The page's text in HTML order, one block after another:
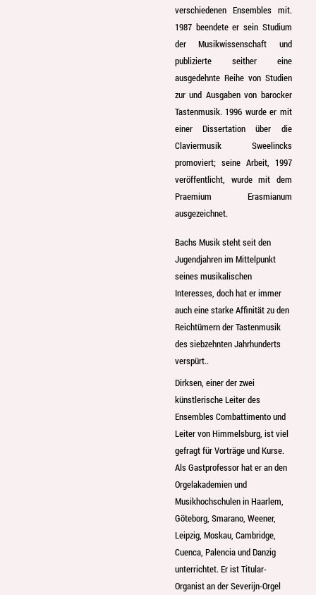
verschiedenen Ensembles mit.
1987 beendete er sein Studium
der Musikwissenschaft und
publizierte seither eine
ausgedehnte Reihe von Studien
zur und Ausgaben von barocker
Tastenmusik. 1996 wurde er mit
einer Dissertation über die
Claviermusik Sweelincks
promoviert; seine Arbeit, 1997
veröffentlicht, wurde mit dem
Praemium Erasmianum
ausgezeichnet.
Bachs Musik steht seit den
Jugendjahren im Mittelpunkt
seines musikalischen
Interesses, doch hat er immer
auch eine starke Affinität zu den
Reichtümern der Tastenmusik
des siebzehnten Jahrhunderts
verspürt..
Dirksen, einer der zwei
künstlerische Leiter des
Ensembles Combattimento und
Leiter von Himmelsburg, ist viel
gefragt für Vorträge und Kurse.
Als Gastprofessor hat er an den
Orgelakademien und
Musikhochschulen in Haarlem,
Göteborg, Smarano, Weener,
Leipzig, Moskau, Cambridge,
Cuenca, Palencia und Danzig
unterrichtet. Er ist Titular-
Organist an der Severijn-Orgel